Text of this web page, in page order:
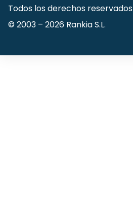
Todos los derechos reservados
© 2003 – 2026 Rankia S.L.